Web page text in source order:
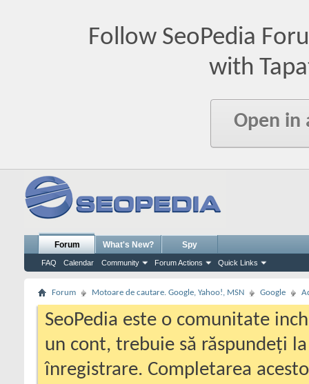
Follow SeoPedia
with
Open in
Forum
FAQ Calendar Community Forum Actions Quick Links
What's New? Spy
Forum Motoare de cautare. Google, Yahoo!, MSN Google
SeoPedia este o comunitate
un cont, trebuie să răspundeți
înregistrare. Completarea